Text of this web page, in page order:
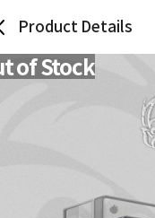
Product Details
of Stock